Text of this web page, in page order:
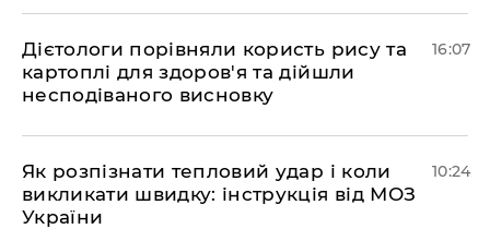
Дієтологи порівняли користь рису та
картоплі для здоров'я та дійшли
несподіваного висновку
16:07
Як розпізнати тепловий удар і коли
викликати швидку: інструкція від МОЗ
України
10:24